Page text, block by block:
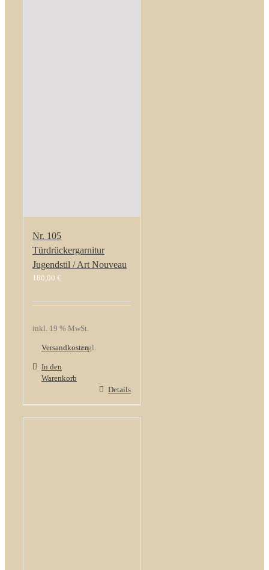
Nr. 105
Türdrückergarnitur
Jugendstil / Art Nouveau
180,00 €
inkl. 19 % MwSt.
zzgl.
Versandkosten
In den
Warenkorb
Details